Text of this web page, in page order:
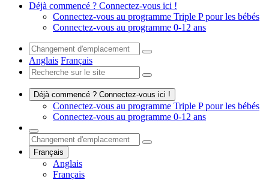
Déjà commencé ? Connectez-vous ici !
Connectez-vous au programme Triple P pour les bébés
Connectez-vous au programme 0-12 ans
Anglais Français
Déjà commencé ? Connectez-vous ici !
Connectez-vous au programme Triple P pour les bébés
Connectez-vous au programme 0-12 ans
Français
Anglais
Français